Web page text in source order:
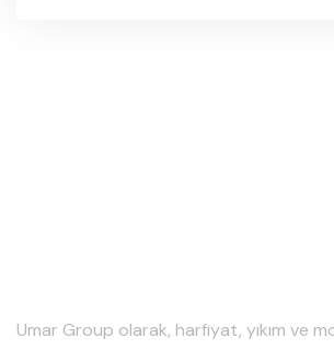
Umar Group olarak, harfiyat, yıkım ve